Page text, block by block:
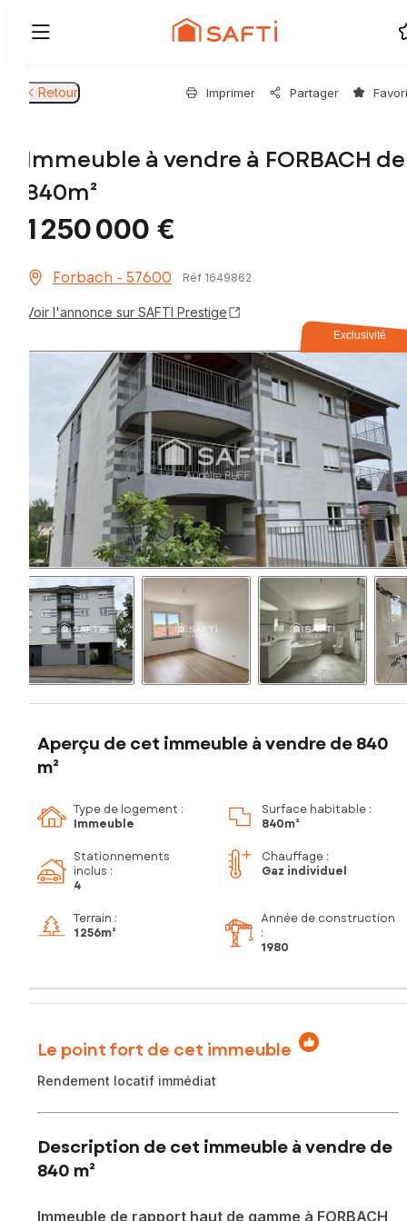
Retour Imprimer Partager
Immeuble à vendre à FORBACH de
840m²
1 250 000 €
Forbach - 57600 Réf 1649862
Voir l'annonce sur SAFTI Prestige
Exclusivité
Aperçu de cet immeuble à vendre de 840
m²
Type de logement :
Immeuble
Surface habitable :
840m²
Stationnements
inclus :
4
Chauffage :
Gaz individuel
Terrain :
1 256m²
Année de construction
:
1980
Le point fort de cet immeuble
Rendement locatif immédiat
Description de cet immeuble à vendre de
840 m²
Immeuble de rapport haut de gamme à FORBACH